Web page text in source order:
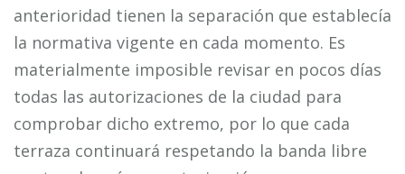
anterioridad tienen la separación que establecía
la normativa vigente en cada momento. Es
materialmente imposible revisar en pocos días
todas las autorizaciones de la ciudad para
comprobar dicho extremo, por lo que cada
terraza continuará respetando la banda libre